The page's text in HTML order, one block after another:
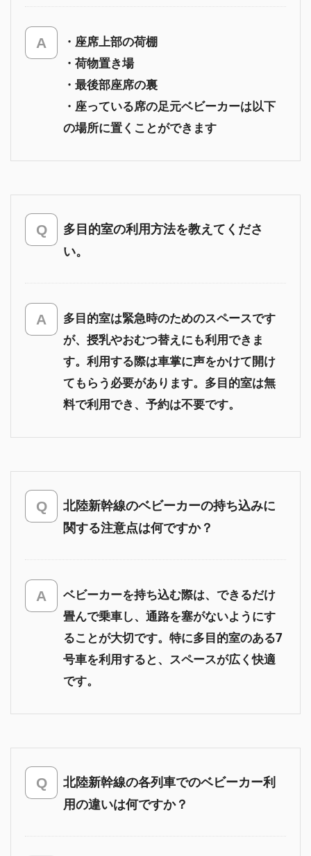
・座席上部の荷棚
・荷物置き場
・最後部座席の裏
・座っている席の足元ベビーカーは以下
の場所に置くことができます
多目的室の利用方法を教えてくださ
い。
多目的室は緊急時のためのスペースです
が、授乳やおむつ替えにも利用できま
す。利用する際は車掌に声をかけて開け
てもらう必要があります。多目的室は無
料で利用でき、予約は不要です。
北陸新幹線のベビーカーの持ち込みに
関する注意点は何ですか？
ベビーカーを持ち込む際は、できるだけ
畳んで乗車し、通路を塞がないようにす
ることが大切です。特に多目的室のある7
号車を利用すると、スペースが広く快適
です。
北陸新幹線の各列車でのベビーカー利
用の違いは何ですか？